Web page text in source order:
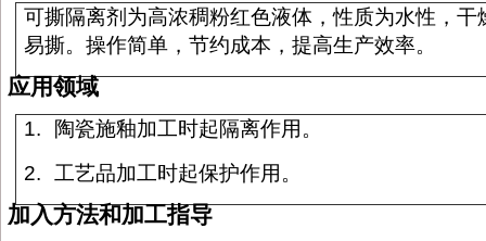
可撕隔离剂为高浓稠粉红色液体，性质为水性，干
易撕。操作简单，节约成本，提高生产效率。
应用领域
1.
陶瓷施釉加工时起隔离作用。
2.
工艺品加工时起保护作用。
加入方法和加工指导